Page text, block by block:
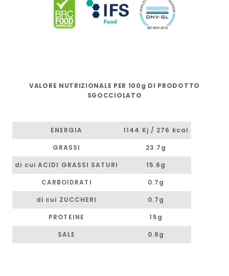
VALORE NUTRIZIONALE PER 100g DI PRODOTTO
SGOCCIOLATO
ENERGIA
1144 Kj / 276 kcal
GRASSI
23.7g
di cui ACIDI GRASSI SATURI
15.6g
CARBOIDRATI
0.7g
di cui ZUCCHERI
0.7g
PROTEINE
15g
SALE
0.8g